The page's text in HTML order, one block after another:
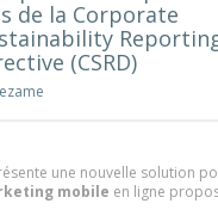
de la Corporate
(CSRD)
une nouvelle solution
mobile en ligne